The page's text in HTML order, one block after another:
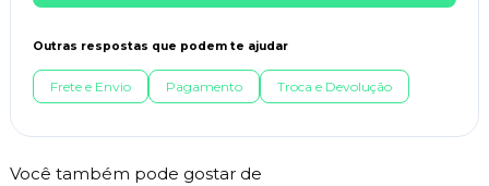
Outras respostas que podem te ajudar
Frete e Envio Pagamento Troca e Devolução
Você também pode gostar de